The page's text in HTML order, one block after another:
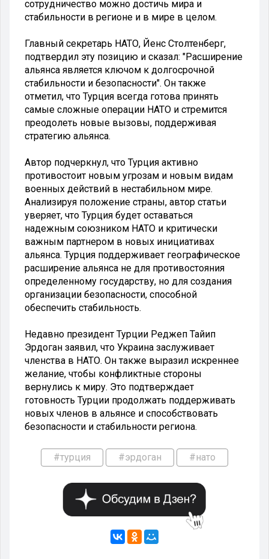
сотрудничество можно достичь мира и
стабильности в регионе и в мире в целом.
Главный секретарь НАТО, Йенс Столтенберг,
подтвердил эту позицию и сказал: "Расширение
альянса является ключом к долгосрочной
стабильности и безопасности". Он также
отметил, что Турция всегда готова принять
самые сложные операции НАТО и стремится
преодолеть новые вызовы, поддерживая
стратегию альянса.
Автор подчеркнул, что Турция активно
противостоит новым угрозам и новым видам
военных действий в нестабильном мире.
Анализируя положение страны, автор статьи
уверяет, что Турция будет оставаться
надежным союзником НАТО и критически
важным партнером в новых инициативах
альянса. Турция поддерживает географическое
расширение альянса не для противостояния
определенному государству, но для создания
организации безопасности, способной
обеспечить стабильность.
Недавно президент Турции Реджеп Тайип
Эрдоган заявил, что Украина заслуживает
членства в НАТО. Он также выразил искреннее
желание, чтобы конфликтные стороны
вернулись к миру. Это подтверждает
готовность Турции продолжать поддерживать
новых членов в альянсе и способствовать
безопасности и стабильности региона.
#турция #эрдоган #нато